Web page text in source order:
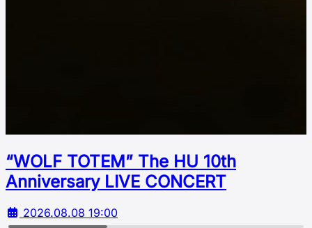
“WOLF TOTEM” The HU 10th
Аnniversary LIVE CONCERT
2026.08.08 19:00